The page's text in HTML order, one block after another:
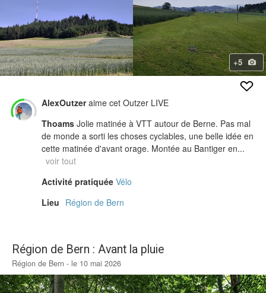
+5
AlexOutzeraime cet Outzer LIVE
Thoams Jolie matinée à VTT autour de Berne. Pas mal
de monde a sorti les choses cyclables, une belle idée en
cette matinée d'avant orage. Montée au Bantiger en...
voir tout
Activité pratiquée Vélo
Lieu Région de Bern
Région de Bern : Avant la pluie
Région de Bern - le 10 mai 2026